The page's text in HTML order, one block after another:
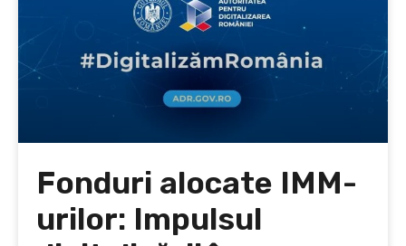
Fonduri alocate IMM-
urilor: Impulsul